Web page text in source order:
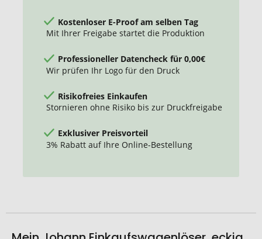
Kostenloser E-Proof am selben Tag
Mit Ihrer Freigabe startet die Produktion
Professioneller Datencheck für 0,00€
Wir prüfen Ihr Logo für den Druck
Risikofreies Einkaufen
Stornieren ohne Risiko bis zur Druckfreigabe
Exklusiver Preisvorteil
3% Rabatt auf Ihre Online-Bestellung